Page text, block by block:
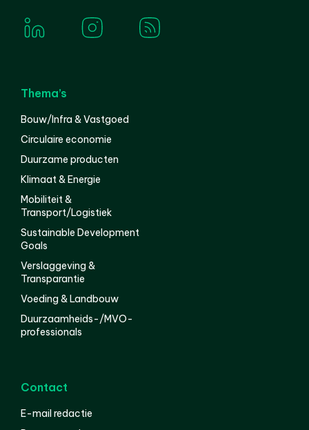
Thema’s
Bouw/Infra & Vastgoed
Circulaire economie
Duurzame producten
Klimaat & Energie
Mobiliteit &
Transport/Logistiek
Sustainable Development
Goals
Verslaggeving &
Transparantie
Voeding & Landbouw
Duurzaamheids-/MVO-
professionals
Contact
E-mail redactie